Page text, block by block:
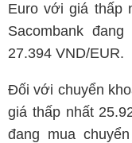
Euro với giá thấp
Sacombank
27.394 VND/EUR.
Đối với chuyển
giá thấp nhất
đang mua